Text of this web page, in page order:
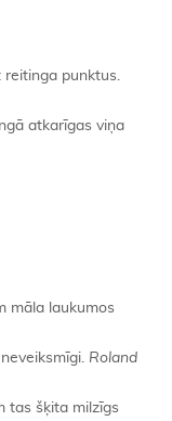
reitinga punktus.
atkarīgas viņa
māla laukumos
Roland
tas šķita milzīgs